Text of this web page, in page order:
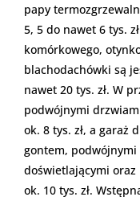
papy
5, 5 do nawet 6 tys.
komórkowego,
blachodachówki są
nawet 20 tys. zł. W
podwójnymi
ok. 8 tys. zł, a garaż
gontem, podwójnymi
doświetlającymi
ok. 10 tys. zł.